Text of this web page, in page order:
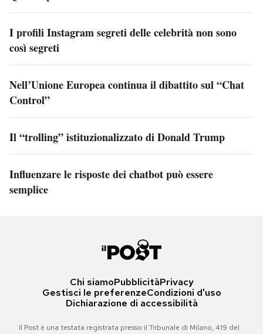
I profili Instagram segreti delle celebrità non sono
così segreti
Nell’Unione Europea continua il dibattito sul “Chat
Control”
Il “trolling” istituzionalizzato di Donald Trump
Influenzare le risposte dei chatbot può essere
semplice
Chi siamoPubblicitàPrivacy
Gestisci le preferenzeCondizioni d'uso
Dichiarazione di accessibilità
Il Post è una testata registrata presso il Tribunale di Milano, 419 del